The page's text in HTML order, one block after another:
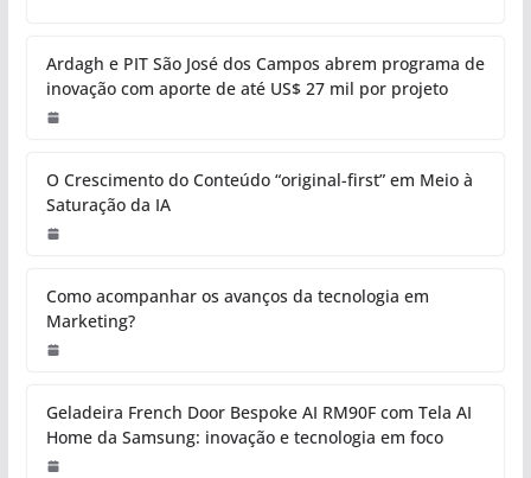
Ardagh e PIT São José dos Campos abrem programa de
inovação com aporte de até US$ 27 mil por projeto
O Crescimento do Conteúdo “original-first” em Meio à
Saturação da IA
Como acompanhar os avanços da tecnologia em
Marketing?
Geladeira French Door Bespoke AI RM90F com Tela AI
Home da Samsung: inovação e tecnologia em foco